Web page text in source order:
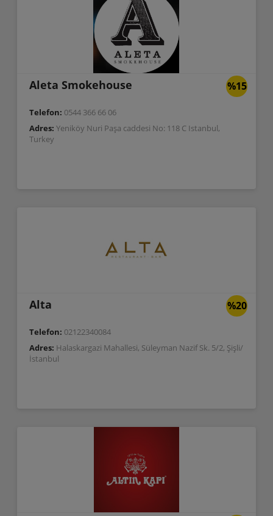
%15
Aleta Smokehouse
Telefon: 0544 366 66 06
Adres: Yeniköy Nuri Paşa caddesi No: 118 C Istanbul,
Turkey
%20
Alta
Telefon: 02122340084
Adres: Halaskargazi Mahallesi, Süleyman Nazif Sk. 5/2, Şişli/
İstanbul